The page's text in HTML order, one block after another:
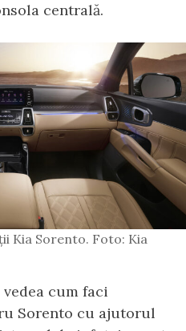
centrală.
Kia Sorento. Foto: Kia
cum faci
Sorento cu ajutorul